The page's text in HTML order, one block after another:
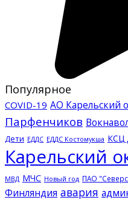
Популярное
COVID-19 АО Карельский
Парфенчиков
Дети ЕДДС ЕДДС Костомукша КСЦ
Карельский
МВД МЧС Новый год ПАО
Финляндия авария